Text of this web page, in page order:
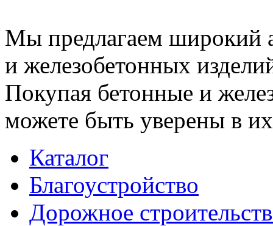
Мы предлагаем широкий
и железобетонных
Покупая бетонные и
можете быть уверены в их
Каталог
Благоустройство
Дорожное